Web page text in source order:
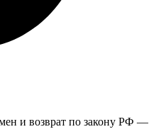
и возврат по закону РФ —